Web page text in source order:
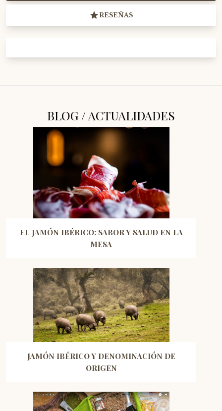
RESEÑAS
BLOG / ACTUALIDADES
EL JAMÓN IBÉRICO: SABOR Y SALUD EN LA
MESA
JAMÓN IBÉRICO Y DENOMINACIÓN DE
ORIGEN